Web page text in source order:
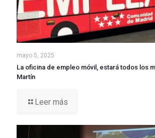
mayo 5, 2025
La oficina de empleo móvil, estará todos los
Martín
Leer más